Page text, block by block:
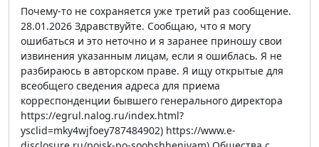
Почему-то не сохраняется уже третий раз сообщение.
28.01.2026 Здравствуйте. Сообщаю, что я могу
ошибаться и это неточно и я заранее приношу свои
извинения указанным лицам, если я ошиблась. Я не
разбираюсь в авторском праве. Я ищу открытые для
всеобщего сведения адреса для приема
корреспонденции бывшего генерального директора
https://egrul.nalog.ru/index.html?
ysclid=mky4wjfoey787484902) https://www.e-